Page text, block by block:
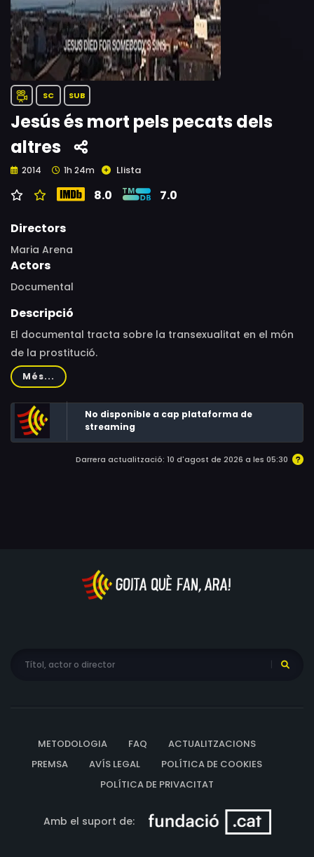
SC SUB
Jesús és mort pels pecats dels
altres
2014 1h 24m Llista
8.0 7.0
Directors
Maria Arena
Actors
Documental
Descripció
El documental tracta sobre la transexualitat en el món
de la prostitució.
Més...
No disponible a cap plataforma de
streaming
Darrera actualització: 10 d'agost de 2026 a les 05:30
METODOLOGIA FAQ
ACTUALITZACIONS
PREMSA
AVÍS LEGAL
POLÍTICA DE COOKIES
POLÍTICA DE PRIVACITAT
Amb el suport de: